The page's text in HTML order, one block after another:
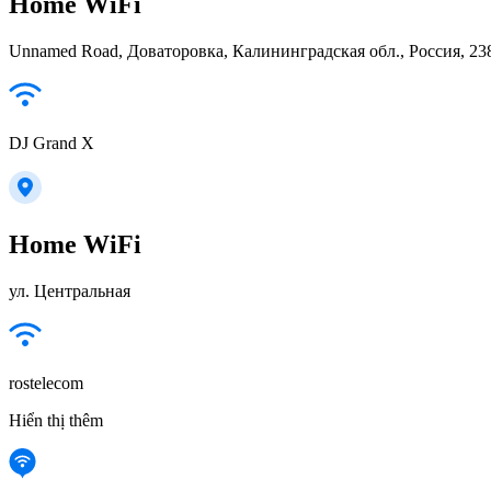
Unnamed Road, Доваторовка, Калининградская обл., Россия,
DJ Grand X
Home WiFi
ул. Центральная
rostelecom
Hiển thị thêm